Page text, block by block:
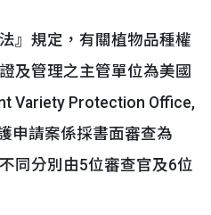
規定，有關植物品種權
及管理之主管單位為美國
Variety Protection Office,
申請案係採書面審查為
同分別由5位審查官及6位